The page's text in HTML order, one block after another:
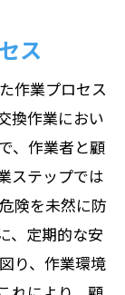
ス
作業プロセス
換作業におい
、作業者と顧
ステップでは
険を未然に防
、定期的な安
り、作業環境